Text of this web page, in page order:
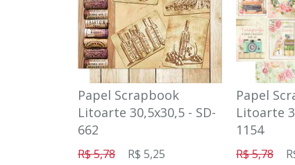
Papel Scrapbook
Litoarte 30,5x30,5 - SD-
662
R$ 5,78 R$ 5,25
Papel
Litoarte
1154
R$ 5,78